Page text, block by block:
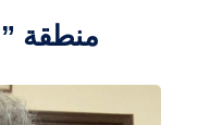
منطقة ”